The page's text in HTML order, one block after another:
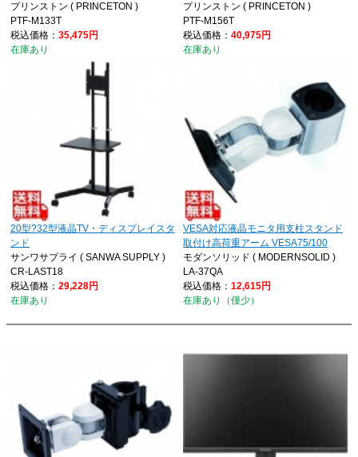
プリンストン ( PRINCETON )
PTF-M133T
税込価格： 35,475円
在庫あり
プリンストン ( PRINCETON )
PTF-M156T
税込価格： 40,975円
在庫あり
20型?32型液晶TV・ディスプレイスタ
ンド
サンワサプライ ( SANWA SUPPLY )
CR-LAST18
税込価格： 29,228円
在庫あり
VESA対応液晶モニタ用支柱スタンド
取付け高荷重アーム VESA75/100
モダンソリッド ( MODERNSOLID )
LA-37QA
税込価格： 12,615円
在庫あり（僅少）